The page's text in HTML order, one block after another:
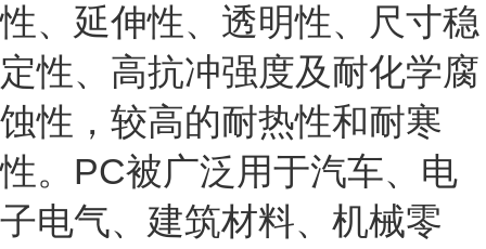
性、延伸性、透明性、尺寸稳
定性、高抗冲强度及耐化学腐
蚀性，较高的耐热性和耐寒
性。PC被广泛用于汽车、电
子电气、建筑材料、机械零